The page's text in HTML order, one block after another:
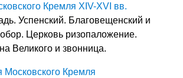
Кремля XIV-XVI вв.
Успенский. Благовещенский и
Церковь ризопаложение.
Великого и звонница.
Кремля